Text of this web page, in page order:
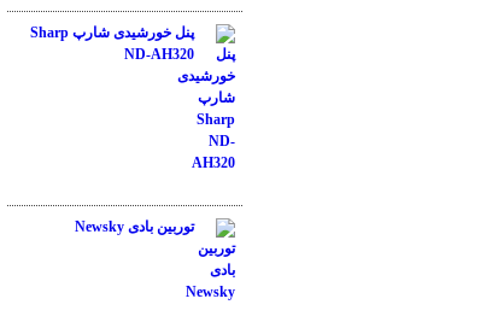
نمره5.00از 5
پنل خورشیدی شارپ Sharp
ND-AH320
نمره4.50از 5
توربین بادی Newsky